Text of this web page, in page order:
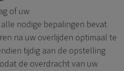
of uw
nodige bepalingen bevat
na uw overlijden optimaal te
tijdig aan de opstelling
de overdracht van uw